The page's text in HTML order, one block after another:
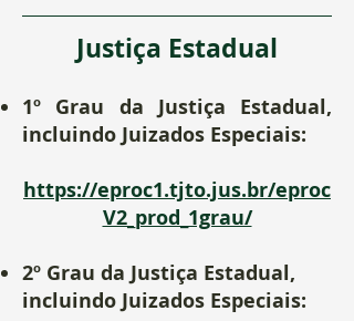
Justiça Estadual
1º Grau da Justiça Estadual,
incluindo Juizados Especiais:
https://eproc1.tjto.jus.br/eproc
V2_prod_1grau/
2º Grau da Justiça Estadual,
incluindo Juizados Especiais: